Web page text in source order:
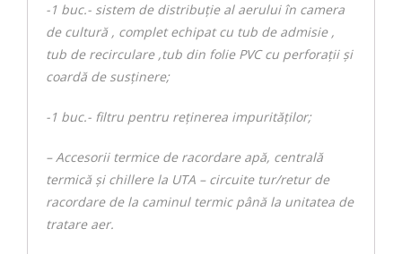
-1 buc.- sistem de distribuţie al aerului în camera
de cultură , complet echipat cu tub de admisie ,
tub de recirculare ,tub din folie PVC cu perforaţii şi
coardă de susţinere;
-1 buc.- filtru pentru reţinerea impurităţilor;
– Accesorii termice de racordare apă, centrală
termică și chillere la UTA – circuite tur/retur de
racordare de la caminul termic până la unitatea de
tratare aer.